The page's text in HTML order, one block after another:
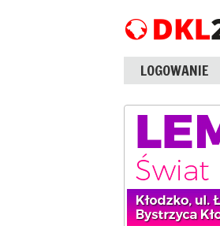
LOGOWANIE